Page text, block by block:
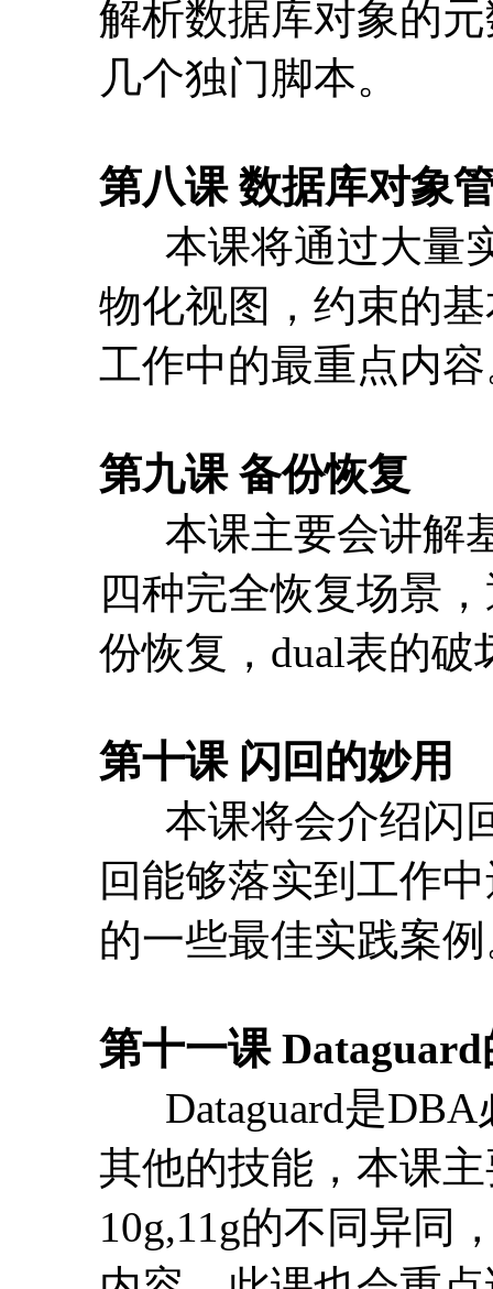
本课将通过大量实
物化视图，约束的
第九课 备份恢复
本课主要会讲解基
四种完全恢复场景
第十课 闪回的妙用
本课将会介绍闪回
回能够落实到工作
第十一课
Dataguard是DBA
其他的技能，本课
内容，此课也会重
第十二课Dataguard
Dataguard在11g有